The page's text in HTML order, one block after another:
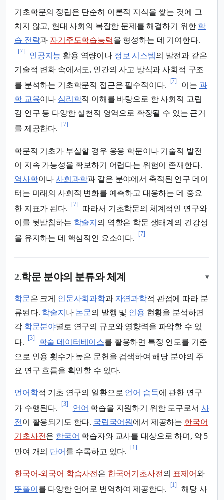
기초학문의 정립은 단순히 이론적 지식을 쌓는 것에 그
치지 않고, 현대 사회의 복잡한 문제를 해결하기 위한 학
습 전략과 자기주도학습능력을 형성하는 데 기여한다.
[7]
인공지능 활용 역량이나 정보 시스템의 발전과 같은
기술적 변화 속에서도, 인간의 사고 방식과 사회적 구조
를 분석하는 기초학문적 접근은 필수적이다.
[7]
이는 과
학 교육이나 심리학적 이해를 바탕으로 한 사회적 고립
감 연구 등 다양한 실천적 영역으로 확장될 수 있는 근거
를 제공한다.
[7]
학문적 기초가 부실할 경우 응용 학문이나 기술적 발전
이 지속 가능성을 확보하기 어렵다는 위험이 존재한다.
역사학이나사회과학과 같은 분야에서 축적된 연구 데이
터는 미래의 사회적 변화를 예측하고 대응하는 데 중요
한 지표가 된다.
[7]
따라서 기초학문의 체계적인 연구와
이를 뒷받침하는 학술지 의 역할은 학문 생태계의 건강성
을 유지하는 데 핵심적인 요소이다.
[7]
2.학문 분야의 분류와 체계 ▾
학문은 크게 인문사회과학과 자연과학적 관점에 따라 분
류된다. 학술지 나 논문의 발행 및 인용 현황을 분석하면
각 학문분야별로 연구의 규모와 영향력을 파악할 수 있
다.
[3]
학술 데이터베이스를 활용하면 특정 연도를 기준
으로 인용 횟수가 높은 문헌을 검색하여 해당 분야의 주
요 연구 흐름을 확인할 수 있다.
언어학적 기초 연구의 일환으로 언어 습득에 관한 연구
가 수행된다.
[3]
언어 학습을 지원하기 위한 도구로서 사
전 이 활용되기도 한다. 국립국어원 에서 제공하는 한국어
기초사전은 한국어 학습자와 교사를 대상으로 하며, 약 5
만여 개의 단어 를 수록하고 있다.
[1]
한국어-외국어 학습사전은 한국어기초사전의 표제어 와
뜻풀이 를 다양한 언어로 번역하여 제공한다.
[1]
해당 사